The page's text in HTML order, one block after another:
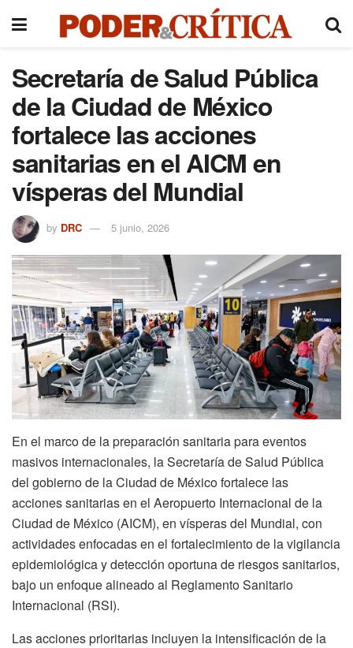
Secretaría de Salud Pública
de la Ciudad de México
fortalece las acciones
sanitarias en el AICM en
vísperas del Mundial
by DRC 5 junio, 2026
En el marco de la preparación sanitaria para eventos
masivos internacionales, la Secretaría de Salud Pública
del gobierno de la Ciudad de México fortalece las
acciones sanitarias en el Aeropuerto Internacional de la
Ciudad de México (AICM), en vísperas del Mundial, con
actividades enfocadas en el fortalecimiento de la vigilancia
epidemiológica y detección oportuna de riesgos sanitarios,
bajo un enfoque alineado al Reglamento Sanitario
Internacional (RSI).
Las acciones prioritarias incluyen la intensificación de la